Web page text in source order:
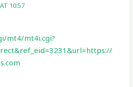
10:57
mt4/mt4i.cgi?